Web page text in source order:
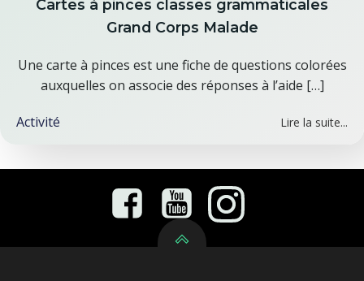
Cartes à pinces classes grammaticales
Grand Corps Malade
Une carte à pinces est une fiche de questions colorées
auxquelles on associe des réponses à l’aide […]
Activité Lire la suite...